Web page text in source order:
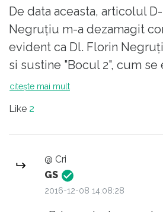
De data aceasta, articolul
Negruțiu m-a dezamagit
evident ca Dl. Florin
si sustine "Bocul 2", cum
sa; nu e nimic rau sau ilegal
campanii electorale "demne
il citez din nou; motivul
pretind ca Ciolos "vinde
fi "fiul lui Soros".
Dl. Negrutiu este categoric
citește mai mult
Like 2
@ Cri
GS
2016-12-08 14:08:28